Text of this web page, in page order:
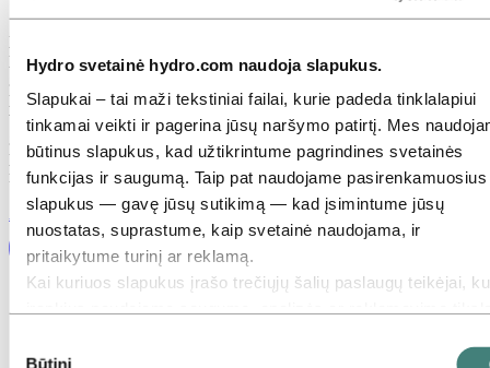
Hydro svetainė hydro.com naudoja slapukus.
Slapukai – tai maži tekstiniai failai, kurie padeda tinklalapiui
tinkamai veikti ir pagerina jūsų naršymo patirtį. Mes
būtinus slapukus, kad užtikrintume pagrindines svetainės
funkcijas ir saugumą. Taip pat naudojame pasirenkamuosius
slapukus — gavę jūsų sutikimą — kad įsimintume jūsų
nuostatas, suprastume, kaip svetainė naudojama, ir
pritaikytume turinį ar reklamą.
Kai kuriuos slapukus įrašo trečiųjų šalių paslaugų teikėjai,
naudojantis mūsų svetaine, su kita informacija, kurią joms
Būtini
Susipažinkite su ekologinio dizaino principais – specialia metodika,
padedančia kurti didesnio funkcionalumo ir mažesnio ekologinio
pėdsako gaminius. „Hydro EcoDesign“ yra dizaino koncepcija, kuri
gali padėti jums sukurti daugiau funkcionalių ir mažesnį ekologinį
pėdsaką turinčių produktų. Kurdami kartu dirbame ties tokiomis
temomis kaip projektavimas išardymui, trikdantys verslo modeliai,
grąžinimo sistemos, tiekėjų įtraukimas, pakavimas ir patobulintas
perdirbimas. Skaitykite daugiau apie „Hydro EcoDesign“ šioje
nemokamoje baltojoje knygoje:
Atsisiųskite baltąją knygą, kad sužinotumėte daugiau